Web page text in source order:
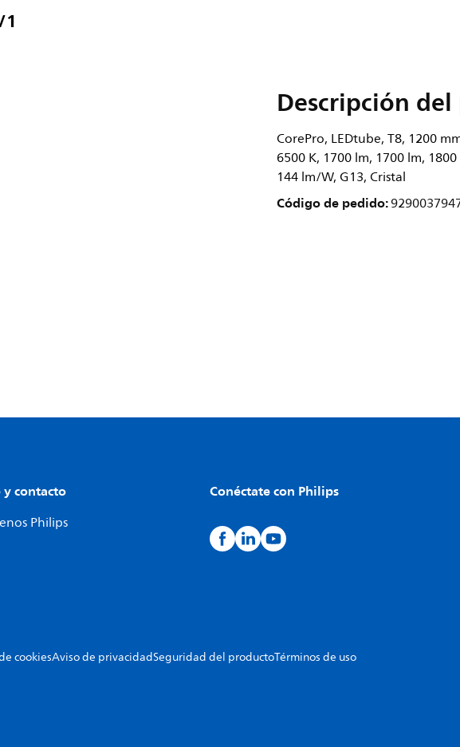
Descripción
CorePro, LEDtube, T8, 1200
6500 K, 1700 lm, 1700 lm,
144 lm/W, G13, Cristal
Código de pedido:
contacto
Philips
Conéctate con Philips
cookiesAviso de privacidadSeguridad del productoTérminos de uso